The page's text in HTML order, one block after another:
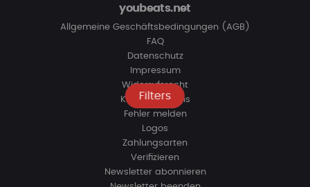
Filters
youbeats.net
Allgemeine Geschäftsbedingungen (AGB)
FAQ
Datenschutz
Impressum
Widerrufsrecht
Kontaktiere uns
Fehler melden
Logos
Zahlungsarten
Verifizieren
Newsletter abonnieren